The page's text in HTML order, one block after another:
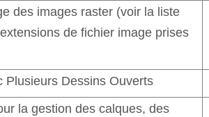
des images raster (voir la liste
de fichier image prises
Plusieurs Dessins Ouverts
la gestion des calques, des